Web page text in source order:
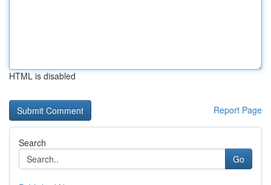
HTML is disabled
Report Page
Search
Go